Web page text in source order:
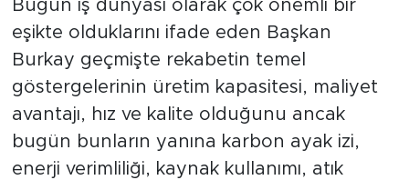
Bugün iş dünyası olarak çok önemli bir
eşikte olduklarını ifade eden Başkan
Burkay geçmişte rekabetin temel
göstergelerinin üretim kapasitesi, maliyet
avantajı, hız ve kalite olduğunu ancak
bugün bunların yanına karbon ayak izi,
enerji verimliliği, kaynak kullanımı, atık